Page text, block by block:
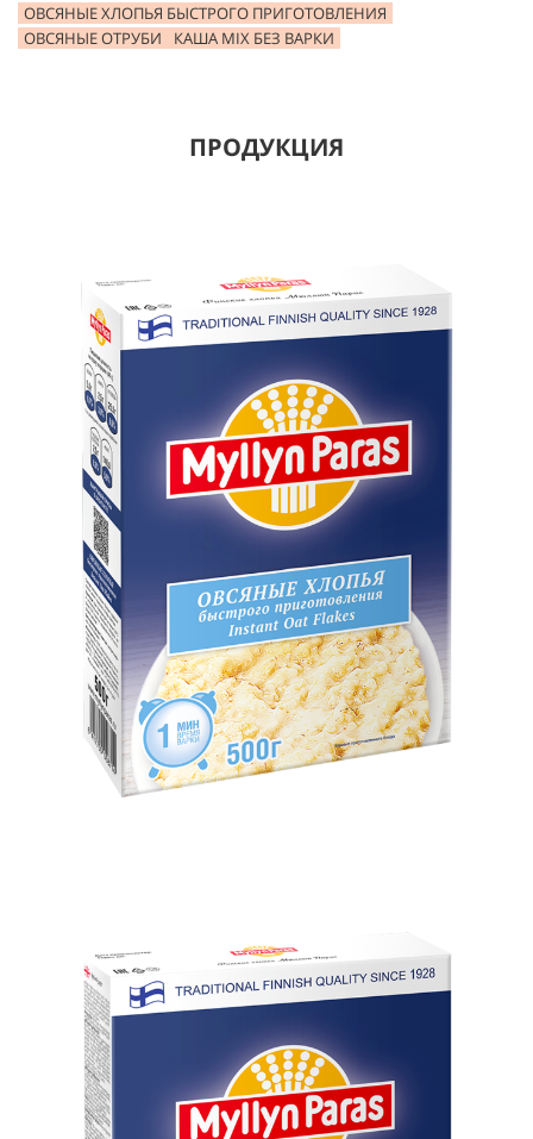
ОВСЯНЫЕ ХЛОПЬЯ БЫСТРОГО ПРИГОТОВЛЕНИЯ
ОВСЯНЫЕ ОТРУБИ
КАША MIX БЕЗ ВАРКИ
ПРОДУКЦИЯ